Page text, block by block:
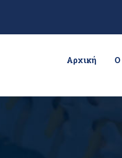
Αρχική Ο